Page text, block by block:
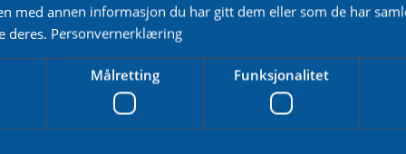
Hvis du mistenker at varmekablene er
elektriker. Vi vil kunne hjelpe deg å vurdere
den kan repareres.
med annen informasjon du har gitt dem eller som de har
deres. Personvernerklæring
Målretting Funksjonalitet